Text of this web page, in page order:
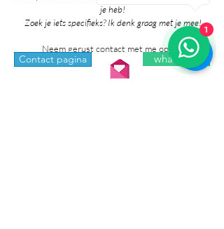
je heb!
Zoek je iets specifieks? Ik denk graag met je mee!
Neem gerust contact met me op via:
Contact pagina whatsapp
1